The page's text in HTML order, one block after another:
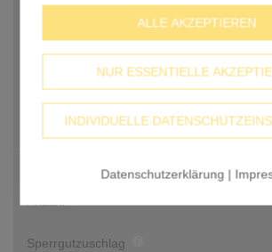
ALLE AKZEPTIEREN
INDIVIDUELLE
NUR ESSENTIELLE
Datenschutzerklärung |
Ohne Druck /
PREIS PRO STK.
Sperrgutzuschlag